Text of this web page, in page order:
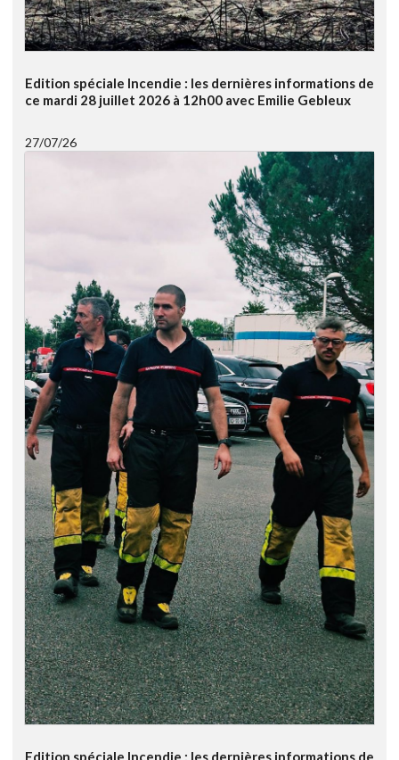
Edition spéciale Incendie : les dernières informations de
ce mardi 28 juillet 2026 à 12h00 avec Emilie Gebleux
27/07/26
Edition spéciale Incendie : les dernières informations de